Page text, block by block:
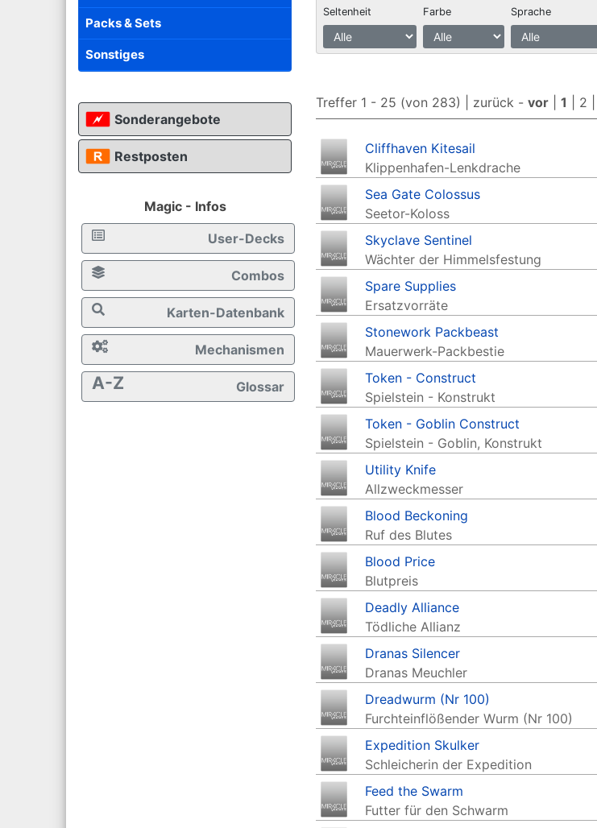
Packs & Sets
Sonstiges
Sonderangebote
Restposten
Magic - Infos
User-Decks
Combos
Karten-Datenbank
Mechanismen
A-Z Glossar
Seltenheit Farbe Sprache
Treffer 1 - 25 (von 283) | zurück - vor 1 2
Cliffhaven Kitesail
Klippenhafen-Lenkdrache
Sea Gate Colossus
Seetor-Koloss
Skyclave Sentinel
Wächter der Himmelsfestung
Spare Supplies
Ersatzvorräte
Stonework Packbeast
Mauerwerk-Packbestie
Token - Construct
Spielstein - Konstrukt
Token - Goblin Construct
Spielstein - Goblin, Konstrukt
Utility Knife
Allzweckmesser
Blood Beckoning
Ruf des Blutes
Blood Price
Blutpreis
Deadly Alliance
Tödliche Allianz
Dranas Silencer
Dranas Meuchler
Dreadwurm (Nr 100)
Furchteinflößender Wurm (Nr 100)
Expedition Skulker
Schleicherin der Expedition
Feed the Swarm
Futter für den Schwarm